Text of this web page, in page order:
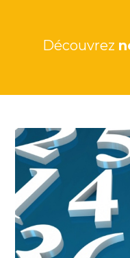
Découvrez